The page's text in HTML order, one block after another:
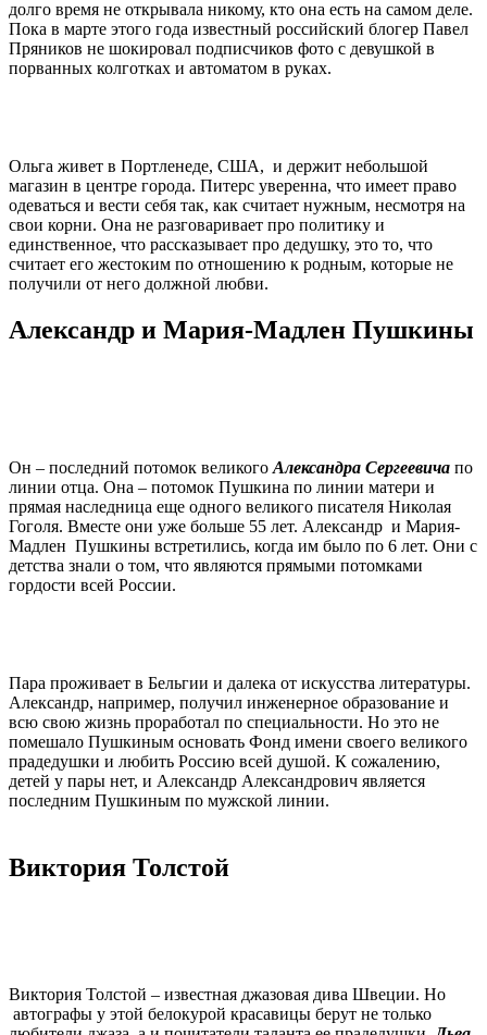
долго время не открывала никому, кто она есть на самом деле.
Пока в марте этого года известный российский блогер Павел
Пряников не шокировал подписчиков фото с девушкой в
порванных колготках и автоматом в руках.
Ольга живет в Портленеде, США, и держит небольшой
магазин в центре города. Питерс уверенна, что имеет право
одеваться и вести себя так, как считает нужным, несмотря на
свои корни. Она не разговаривает про политику и
единственное, что рассказывает про дедушку, это то, что
считает его жестоким по отношению к родным, которые не
получили от него должной любви.
Александр и Мария-Мадлен Пушкины
Он – последний потомок великого Александра Сергеевича по
линии отца. Она – потомок Пушкина по линии матери и
прямая наследница еще одного великого писателя Николая
Гоголя. Вместе они уже больше 55 лет. Александр и Мария-
Мадлен Пушкины встретились, когда им было по 6 лет. Они с
детства знали о том, что являются прямыми потомками
гордости всей России.
Пара проживает в Бельгии и далека от искусства литературы.
Александр, например, получил инженерное образование и
всю свою жизнь проработал по специальности. Но это не
помешало Пушкиным основать Фонд имени своего великого
прадедушки и любить Россию всей душой. К сожалению,
детей у пары нет, и Александр Александрович является
последним Пушкиным по мужской линии.
Виктория Толстой
Виктория Толстой – известная джазовая дива Швеции. Но
автографы у этой белокурой красавицы берут не только